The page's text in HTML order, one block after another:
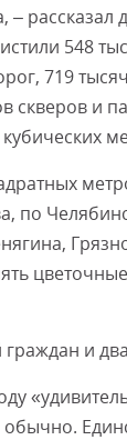
–
548
719
скверов и
по
и